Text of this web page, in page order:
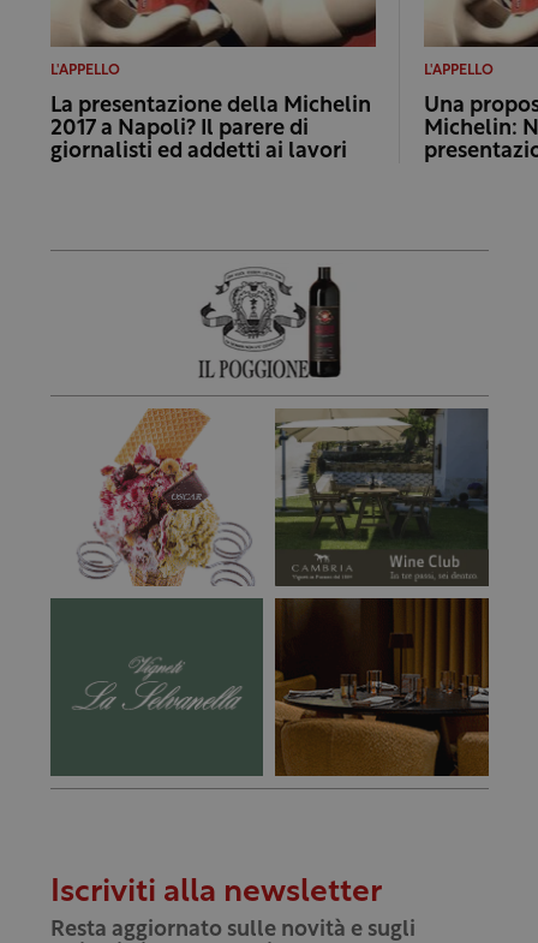
L'APPELLO
La presentazione della Michelin
2017 a Napoli? Il parere di
giornalisti ed addetti ai lavori
L'APPELLO
Una
Michelin:
Iscriviti alla newsletter
Resta aggiornato sulle novità e sugli